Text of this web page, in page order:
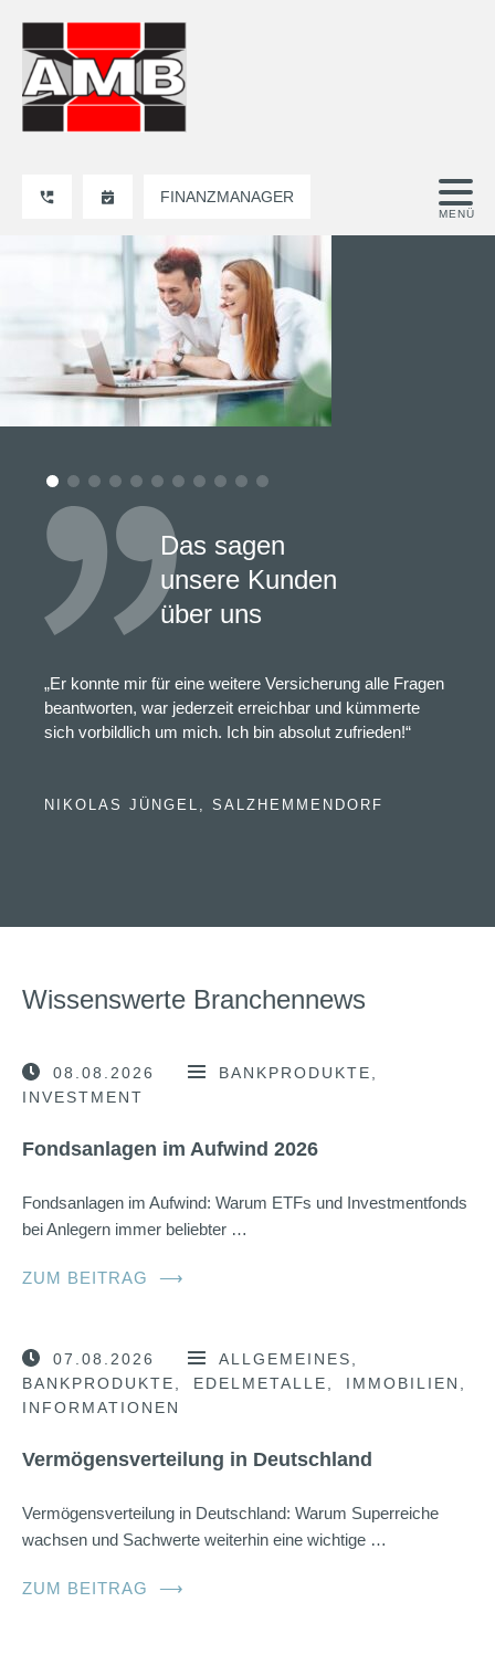
FINANZMANAGER
Das sagen
unsere Kunden
über uns
„Er konnte mir für eine weitere Versicherung alle Fragen
beantworten, war jederzeit erreichbar und kümmerte
sich vorbildlich um mich. Ich bin absolut zufrieden!“
NIKOLAS JÜNGEL, SALZHEMMENDORF
Wissenswerte Branchennews
08.08.2026
BANKPRODUKTE
INVESTMENT
Fondsanlagen im Aufwind 2026
Fondsanlagen im Aufwind: Warum ETFs und Investmentfonds
bei Anlegern immer beliebter …
ZUM BEITRAG ⟶
07.08.2026
ALLGEMEINES
BANKPRODUKTE
EDELMETALLE
IMMOBILIEN
INFORMATIONEN
Vermögensverteilung in Deutschland
Vermögensverteilung in Deutschland: Warum Superreiche
wachsen und Sachwerte weiterhin eine wichtige …
ZUM BEITRAG ⟶